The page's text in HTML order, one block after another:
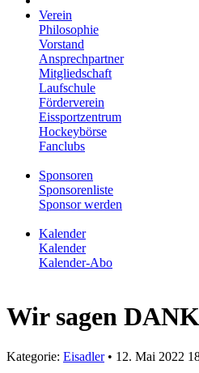
Verein
Philosophie
Vorstand
Ansprechpartner
Mitgliedschaft
Laufschule
Förderverein
Eissportzentrum
Hockeybörse
Fanclubs
Sponsoren
Sponsorenliste
Sponsor werden
Kalender
Kalender
Kalender-Abo
Wir sagen
Kategorie: Eisadler• 12. Mai 2022